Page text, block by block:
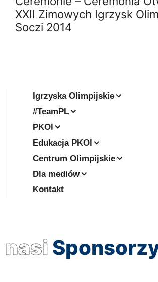
XXII Zimowych Igrzysk
Soczi 2014
Igrzyska Olimpijskie
#TeamPL
PKOl
Edukacja PKOl
Centrum Olimpijskie
Dla mediów
Kontakt
nasi